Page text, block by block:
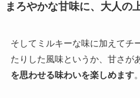
まろやかな甘味に、大人の
そしてミルキーな味に加えてチ
たりした風味というか、甘さが
を思わせる味わいを楽しめます。